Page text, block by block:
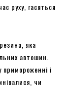
руху, гасяться
яка
автошин.
примороженні і
чи